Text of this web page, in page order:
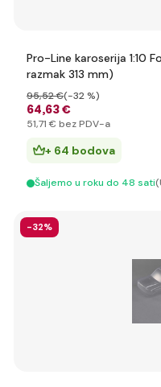
Pro-Line karoserija 1:10
razmak 313 mm)
64,63 €
95,52 €(-32 %)
51,71 € bez PDV-a
+ 64 bodova
Šaljemo u roku do 48 sati
-32%